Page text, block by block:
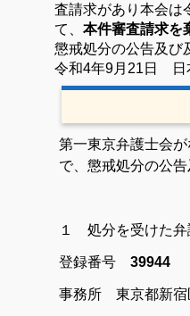
査請求があり本会は
て、 本件審査請求を
懲戒処分の公告及び
令和4年9月21日 日
第一東京弁護士会
で、懲戒処分の公
１ 処分を受けた弁
登録番号 39944
事務所 東京都新宿